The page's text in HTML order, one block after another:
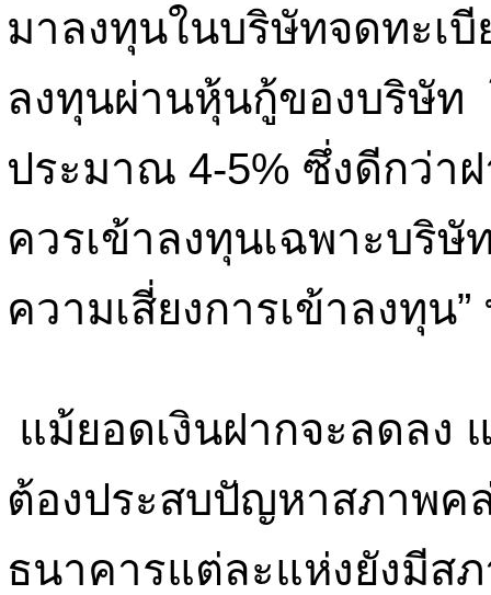
มาลงทุนในบริษัทจดทะเ
ลงทุนผ่านหุ้นกู้ของบริษัท
ประมาณ 4-5% ซึ่งดีกว่า
ควรเข้าลงทุนเฉพาะบริ
ความเสี่ยงการเข้าลงทุน
แม้ยอดเงินฝากจะลดล
ต้องประสบปัญหาสภาพค
ธนาคารแต่ละแห่งยังมีส